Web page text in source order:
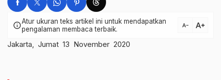
infoAtur ukuran teks artikel ini untuk mendapatkan
pengalaman membaca terbaik.
text_decrease text_increase
Jakarta, Jumat 13 November 2020